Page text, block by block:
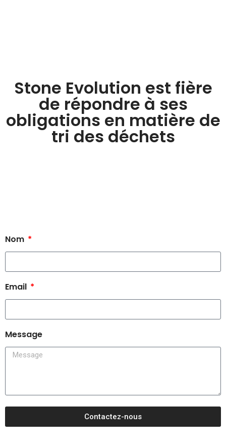
Stone Evolution est fière
de répondre à ses
obligations en matière de
tri des déchets
Nom
Email
Message
Contactez-nous